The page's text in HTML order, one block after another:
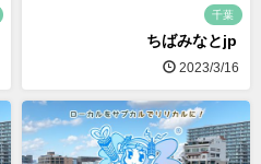
千葉
ちばみなとjp
2023/3/16